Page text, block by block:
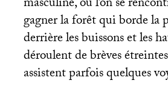
gagner la forêt qui borde la
derrière les buissons et les
déroulent de brèves
assistent parfois quelques